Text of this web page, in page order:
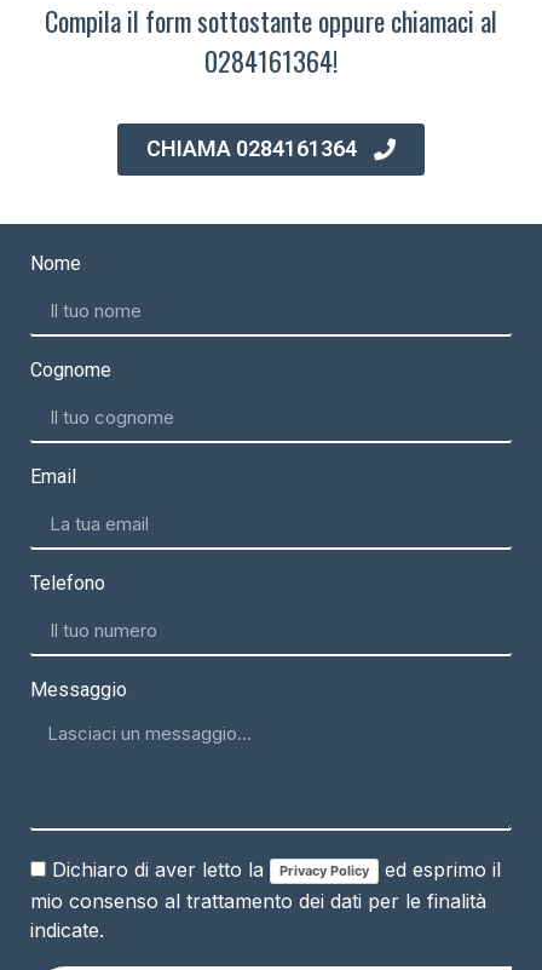
Compila il form sottostante oppure chiamaci al
0284161364!
CHIAMA 0284161364
Nome
Cognome
Email
Telefono
Messaggio
Dichiaro di aver letto la Privacy Policy
ed esprimo il
mio consenso al trattamento dei dati per le finalità
indicate.